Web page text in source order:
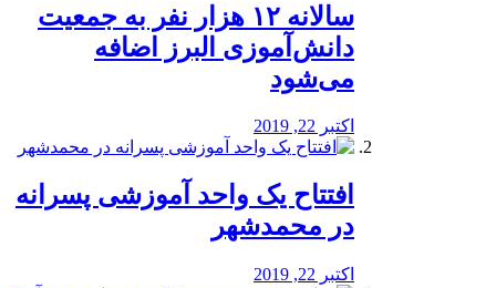
️سالانه ۱۲ هزار نفر به جمعیت
دانش‌آموزی البرز اضافه
می‌شود
اکتبر 22, 2019
افتتاح یک واحد آموزشی پسرانه
در محمدشهر
اکتبر 22, 2019